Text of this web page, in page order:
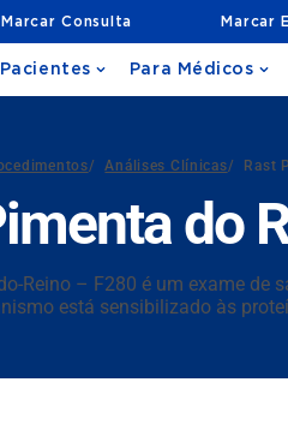
Marcar Consulta Marcar
Para Médicos
/ Análises Clínicas/ Rast
do
Reino – F280 é um exame de
está sensibilizado às